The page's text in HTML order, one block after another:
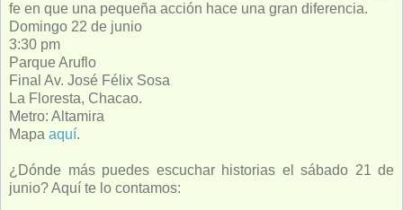
fe en que una pequeña acción hace una gran diferencia.
Domingo 22 de junio
3:30 pm
Parque Aruflo
Final Av. José Félix Sosa
La Floresta, Chacao.
Metro: Altamira
Mapa aquí.
¿Dónde más puedes escuchar historias el sábado 21 de
junio? Aquí te lo contamos: